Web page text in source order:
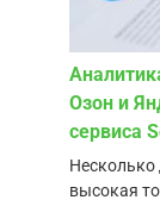
Озон и
сервиса
Несколько
высокая